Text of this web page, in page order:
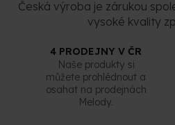
Česká výroba je zárukou
vysoké kvality
4 PRODEJNY V ČR
Naše produkty si
můžete prohlédnout a
osahat na prodejnách
Melody.